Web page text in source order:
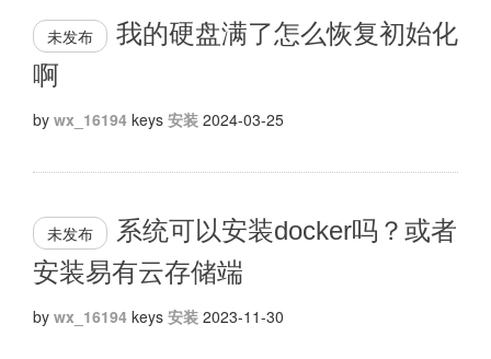
未发布
我的硬盘满了怎么恢复初始化
啊
by wx_16194 keys 安装 2024-03-25
未发布
系统可以安装docker吗？或者
安装易有云存储端
by wx_16194 keys 安装 2023-11-30